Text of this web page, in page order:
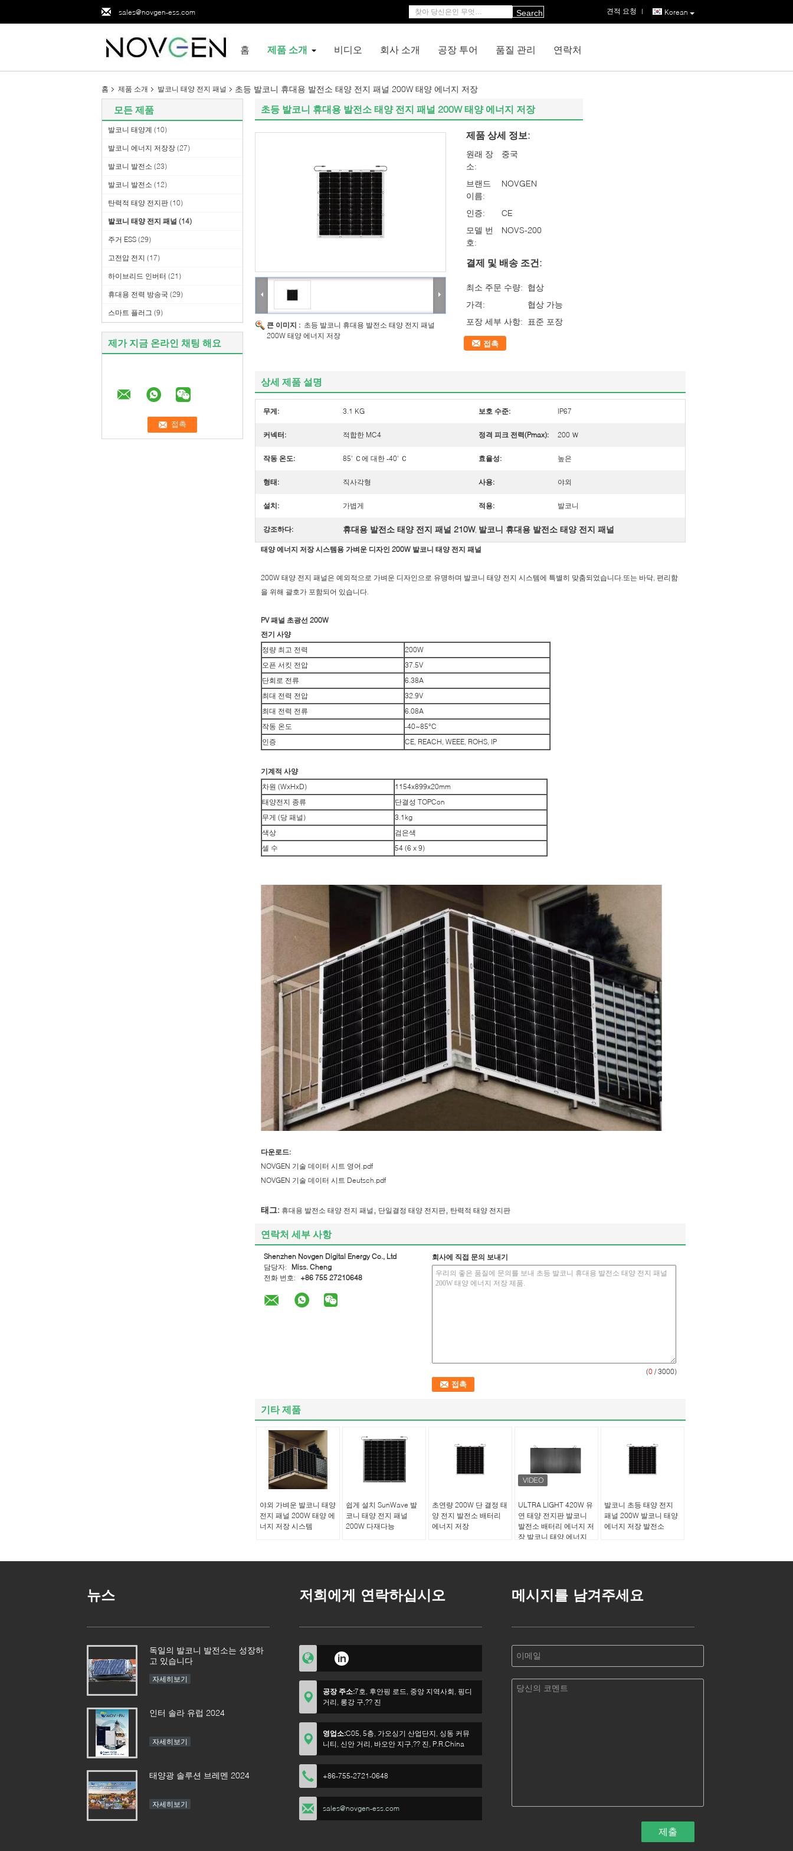
sales@novgen-ess.com Korean
견적 요청 |
Search
홈 제품 소개 비디오 회사 소개 공장 투어 품질 관리 연락처
홈 제품 소개 발코니 태양 전지 패널 초등 발코니 휴대용 발전소 태양 전지 패널 200W 태양 에너지 저장
모든 제품
발코니 태양계 (10)
발코니 에너지 저장장 (27)
발코니 발전소 (23)
발코니 발전소 (12)
탄력적 태양 전지판 (10)
발코니 태양 전지 패널 (14)
주거 ESS (29)
고전압 전지 (17)
하이브리드 인버터 (21)
휴대용 전력 방송국 (29)
스마트 플러그 (9)
제가 지금 온라인 채팅 해요
초등 발코니 휴대용 발전소 태양 전지 패널 200W 태양 에너지 저장
큰 이미지 : 초등 발코니 휴대용 발전소 태양 전지 패널
200W 태양 에너지 저장
제품 상세 정보:
원래 장
소:
중국
브랜드
이름:
NOVGEN
인증:
CE
모델 번
호:
NOVS-200
결제 및 배송 조건:
최소 주문 수량: 협상
가격:
협상 가능
포장 세부 사항:
표준 포장
접촉
상세 제품 설명
무게: 3.1 KG 보호 수준: IP67
커넥터: 적합한 MC4 정격 피크 전력(Pmax): 200 Ｗ
작동 온도: 85' Ｃ에 대한 -40' Ｃ 효율성: 높은
형태: 직사각형 사용: 야외
설치: 가볍게 적용: 발코니
강조하다: 휴대용 발전소 태양 전지 패널 210W, 발코니 휴대용 발전소 태양 전지 패널
태양 에너지 저장 시스템용 가벼운 디자인 200W 발코니 태양 전지 패널
200W 태양 전지 패널은 예외적으로 가벼운 디자인으로 유명하며 발코니 태양 전지 시스템에 특별히 맞춤되었습니다.또는 바닥, 편리함
을 위해 괄호가 포함되어 있습니다.
PV 패널 초광선 200W
전기 사양
정량 최고 전력
200W
오픈 서킷 전압
37.5V
단회로 전류
6.38A
최대 전력 전압
32.9V
최대 전력 전류
6.08A
작동 온도
-40~85°C
인증
CE, REACH, WEEE, ROHS, IP
기계적 사양
차원 (WxHxD)
1154x899x20mm
태양전지 종류
단결성 TOPCon
무게 (당 패널)
3.1kg
색상
검은색
셀 수
54 (6 x 9)
다운로드:
NOVGEN 기술 데이터 시트 영어.pdf
NOVGEN 기술 데이터 시트 Deutsch.pdf
태그: 휴대용 발전소 태양 전지 패널 단일결정 태양 전지판 탄력적 태양 전지판
연락처 세부 사항
Shenzhen Novgen Digital Energy Co., Ltd
담당자:
Miss. Cheng
전화 번호:
+86 755 27210648
회사에 직접 문의 보내기
(0 / 3000)
기타 제품
야외 가벼운 발코니 태양
전지 패널 200W 태양 에
너지 저장 시스템
쉽게 설치 SunWave 발
코니 태양 전지 패널
200W 다재다능
초연량 200W 단 결정 태
양 전지 발전소 배터리
에너지 저장
ULTRA LIGHT 420W 유
연 태양 전지판 발코니
발전소 배터리 에너지 저
장 발코니 태양 에너지
발코니 초등 태양 전지
패널 200W 발코니 태양
에너지 저장 발전소
뉴스
독일의 발코니 발전소는 성장하
고 있습니다
자세히보기
인터 솔라 유럽 2024
자세히보기
태양광 솔루션 브레멘 2024
자세히보기
저희에게 연락하십시오
공장 주소:7호, 후안핑 로드, 중앙 지역사회, 핑디
거리, 롱강 구,?? 진
영업소:C05, 5층, 가오싱기 산업단지, 싱동 커뮤
니티, 신안 거리, 바오안 지구,?? 진, P.R.China
+86-755-2721-0648
sales@novgen-ess.com
메시지를 남겨주세요